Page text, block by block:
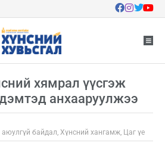
хямрал үүсгэж
анхааруулжээ
байдал, Хүнсний хангамж, Цаг үе